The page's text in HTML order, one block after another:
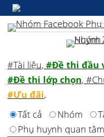
#Tài liệu, #Đề thi đầu
#Đề thi lớp chọn,
#Ưu đãi,
Tất cả
Nhóm
Phụ huynh quan tâm